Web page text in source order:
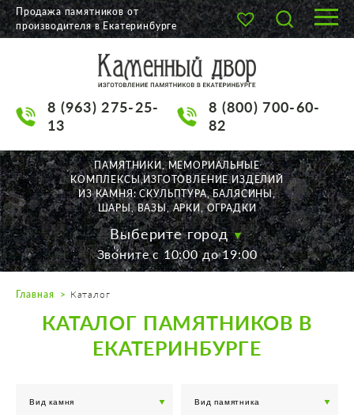
О КОМПАНИИ
НАШИ РАБОТЫ
АКЦИИ
ДОСТАВКА
КОНТАКТЫ
K2532513@yandex.ru
Пн. — Пт. с 10:00 до 19:00
Воскресенье по договор.
Продажа памятников от
производителя в Екатеринбурге
8 (963) 275-25-
13
8 (800) 700-60-
82
ПАМЯТНИКИ, МЕМОРИАЛЬНЫЕ
КОМПЛЕКСЫ,ИЗГОТОВЛЕНИЕ ИЗДЕЛИЙ
ИЗ КАМНЯ: СКУЛЬПТУРА, БАЛЯСИНЫ,
ШАРЫ, ВАЗЫ, АРКИ, ОГРАДКИ
Выберите город
Звоните с 10:00 до 19:00
Главная Каталог
КАТАЛОГ ПАМЯТНИКОВ В
ЕКАТЕРИНБУРГЕ